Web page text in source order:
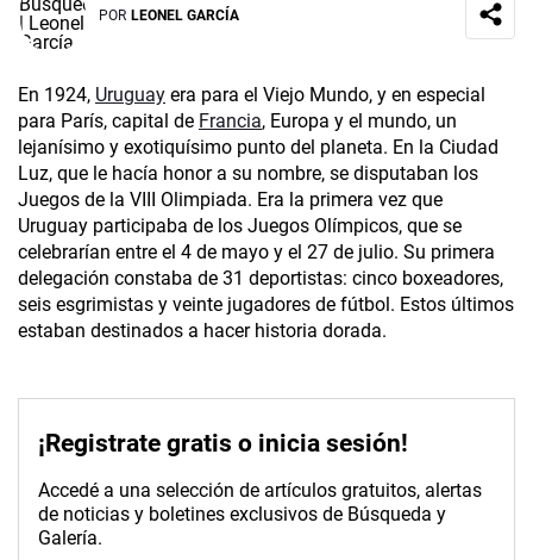
POR LEONEL GARCÍA
En 1924, Uruguay era para el Viejo Mundo, y en especial
para París, capital de Francia, Europa y el mundo, un
lejanísimo y exotiquísimo punto del planeta. En la Ciudad
Luz, que le hacía honor a su nombre, se disputaban los
Juegos de la VIII Olimpiada. Era la primera vez que
Uruguay participaba de los Juegos Olímpicos, que se
celebrarían entre el 4 de mayo y el 27 de julio. Su primera
delegación constaba de 31 deportistas: cinco boxeadores,
seis esgrimistas y veinte jugadores de fútbol. Estos últimos
estaban destinados a hacer historia dorada.
¡Registrate gratis o inicia sesión!
Accedé a una selección de artículos gratuitos, alertas
de noticias y boletines exclusivos de Búsqueda y
Galería.